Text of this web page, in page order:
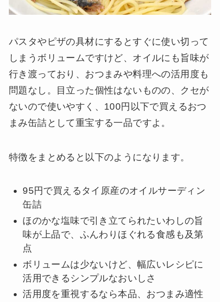
パスタやピザの具材にするとすぐに使い切って
しまうボリュームですけど、オイルにも旨味が
行き渡っており、おつまみや料理への活用度も
問題なし。目立った個性はないものの、クセが
ないので使いやすく、100円以下で買えるおつ
まみ缶詰として重宝する一品ですよ。
特徴をまとめると以下のようになります。
95円で買えるタイ原産のオイルサーディン
缶詰
ほのかな塩味で引き立てられたいわしの旨
味が上品で、ふんわりほぐれる食感も及第
点
ボリュームは少ないけど、幅広いレシピに
活用できるシンプルなおいしさ
活用度を重視するなら本品、おつまみ適性